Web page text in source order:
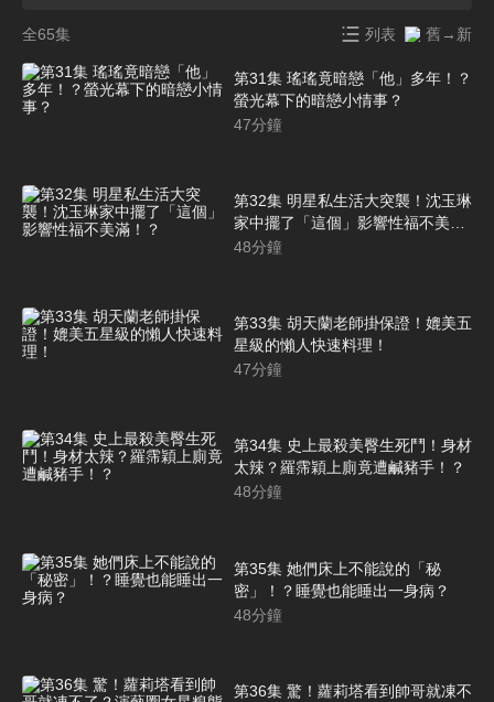
全65集 列表 舊→新
第31集 瑤瑤竟暗戀「他」多年！？
螢光幕下的暗戀小情事？
47分鐘
第32集 明星私生活大突襲！沈玉琳
家中擺了「這個」影響性福不美
滿！？
48分鐘
第33集 胡天蘭老師掛保證！媲美五
星級的懶人快速料理！
47分鐘
第34集 史上最殺美臀生死鬥！身材
太辣？羅霈穎上廁竟遭鹹豬手！？
48分鐘
第35集 她們床上不能說的「秘
密」！？睡覺也能睡出一身病？
48分鐘
第36集 驚！蘿莉塔看到帥哥就凍不